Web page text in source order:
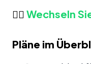
👉🏻 Wechseln
Pläne im